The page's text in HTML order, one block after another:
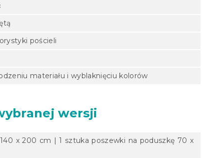
pościeli
materiału i wyblaknięciu kolorów
wersji
x 200 cm | 1 sztuka poszewki na poduszkę 70 x